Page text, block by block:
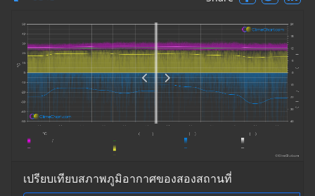
เปรียบเทียบสภาพภูมิอากาศของสองสถานที่